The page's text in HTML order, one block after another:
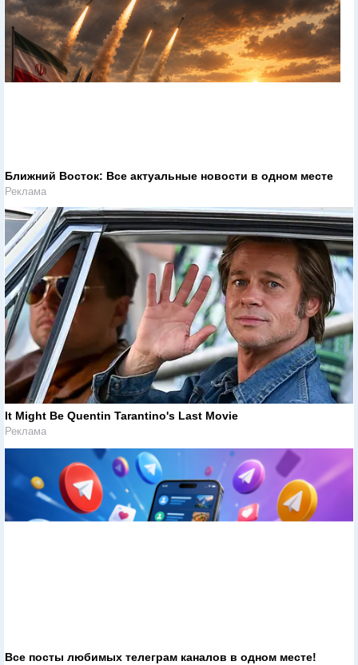
Ближний Восток: Все актуальные новости в одном месте
Реклама
It Might Be Quentin Tarantino's Last Movie
Реклама
Все посты любимых телеграм каналов в одном месте!